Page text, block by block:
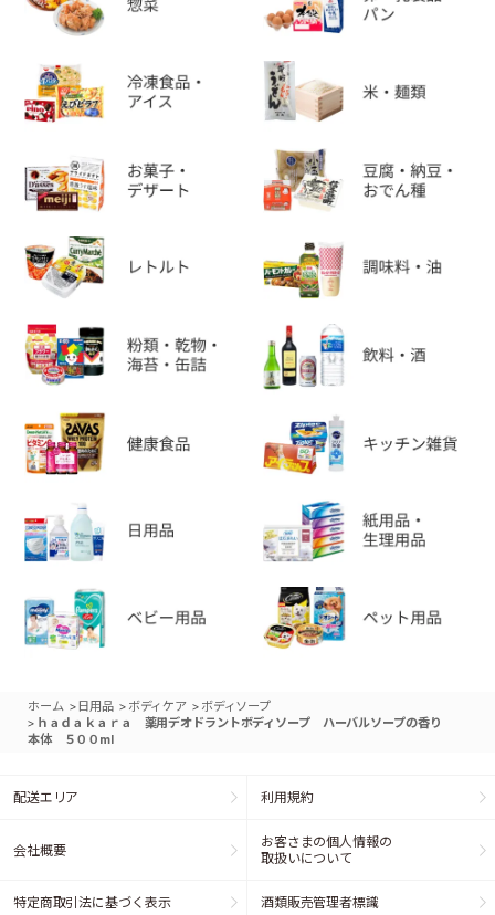
ホーム > 日用品 > ボディケア > ボディソープ
> ｈａｄａｋａｒａ 薬用デオドラントボディソープ ハーバルソープの香り
本体 ５００ml
配送エリア 利用規約
会社概要
お客さまの個人情報の
取扱いについて
特定商取引法に基づく表示 酒類販売管理者標識